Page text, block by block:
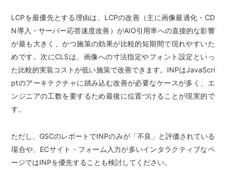
LCPを最優先とする理由は、LCPの改善（主に画像最適化・CD
N導入・サーバー応答速度改善）がAIO引用率への直接的な影響
が最も大きく、かつ施策の効果が比較的短期間で現れやすいた
めです。次にCLSは、画像への寸法指定やフォント設定といっ
た比較的実装コストが低い施策で改善できます。INPはJavaScri
ptのアーキテクチャに踏み込む改善が必要なケースが多く、エ
ンジニアの工数を要するため最後に位置づけることが現実的で
す。
ただし、GSCのレポートでINPのみが「不良」と評価されている
場合や、ECサイト・フォーム入力が多いインタラクティブなペ
ージではINPを優先することも検討してください。